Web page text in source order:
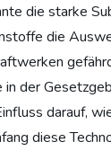
die starke
die
in der
darauf,
diese